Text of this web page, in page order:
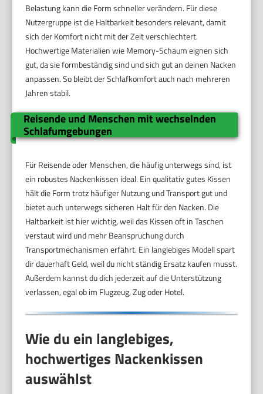
Belastung kann die Form schneller verändern. Für diese
Nutzergruppe ist die Haltbarkeit besonders relevant, damit
sich der Komfort nicht mit der Zeit verschlechtert.
Hochwertige Materialien wie Memory-Schaum eignen sich
gut, da sie formbeständig sind und sich gut an deinen Nacken
anpassen. So bleibt der Schlafkomfort auch nach mehreren
Jahren stabil.
Reisende und Menschen mit wechselnden
Schlafumgebungen
Für Reisende oder Menschen, die häufig unterwegs sind, ist
ein robustes Nackenkissen ideal. Ein qualitativ gutes Kissen
hält die Form trotz häufiger Nutzung und Transport gut und
bietet auch unterwegs sicheren Halt für den Nacken. Die
Haltbarkeit ist hier wichtig, weil das Kissen oft in Taschen
verstaut wird und mehr Beanspruchung durch
Transportmechanismen erfährt. Ein langlebiges Modell spart
dir dauerhaft Geld, weil du nicht ständig Ersatz kaufen musst.
Außerdem kannst du dich jederzeit auf die Unterstützung
verlassen, egal ob im Flugzeug, Zug oder Hotel.
Wie du ein langlebiges,
hochwertiges Nackenkissen
auswählst